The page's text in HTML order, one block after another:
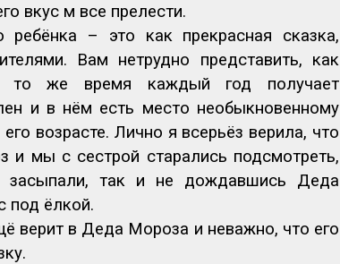
вкус м все прелести.
– это как прекрасная сказка,
Вам нетрудно представить, как
же время каждый год получает
и в нём есть место необыкновенному
возрасте. Лично я всерьёз верила, что
мы с сестрой старались подсмотреть,
засыпали, так и не дождавшись Деда
под ёлкой.
верит в Деда Мороза и неважно, что его